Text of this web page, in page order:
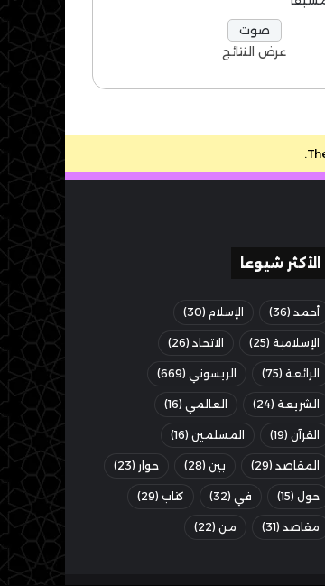
عرض النتائج
الأكثر شيوعا
أحمد (36) الإسلام (30)
الإسلامية (25) الاتحاد (26)
الرائعة (75) الريسوني (669)
الشريعة (24) العالمي (16)
القرآن (19) المسلمين (16)
المقاصد (29) بين (28) حوار (23)
حول (15) في (32) كتاب (29)
مقاصد (31) من (22)